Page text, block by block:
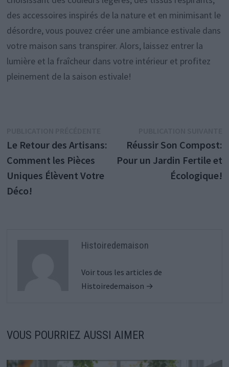
des accessoires inspirés de la nature et en minimisant le
désordre, vous pouvez créer une ambiance estivale dans
votre maison sans transpirer. Alors, laissez entrer la
lumière et la fraîcheur dans votre intérieur et profitez
pleinement de la saison estivale!
de
l’article
précédente :
Le Retour des Artisans:
Comment les Pièces
Uniques Élèvent Votre
Déco!
Réussir Son Compost:
Pour un Jardin Fertile et
Écologique!
Histoiredemaison
Voir tous les articles de
Histoiredemaison →
VOUS POURRIEZ AUSSI AIMER